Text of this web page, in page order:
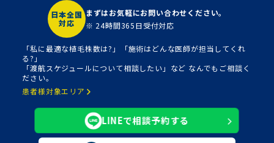
日本全国
対応
まずはお気軽にお問い合わせください。
※ 24時間365日受付対応
「私に最適な植毛株数は?」「施術はどんな医師が担当してくれ
る?」
「渡航スケジュールについて相談したい」など なんでもご相談く
ださい。
患者様対象エリア
LINEで相談予約する